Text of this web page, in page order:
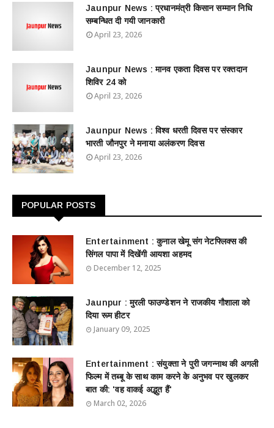
Jaunpur News : ​प्रधानमंत्री किसान सम्मान निधि
सम्बन्धित दी गयी जानकारी
April 23, 2026
Jaunpur News : ​मानव एकता दिवस पर रक्तदान
शिविर 24 को
April 23, 2026
Jaunpur News : विश्व धरती दिवस पर संस्कार
भारती जौनपुर ने मनाया अलंकरण दिवस
April 23, 2026
POPULAR POSTS
Entertainment : ​​​​कुनाल खेमू संग नेटफ्लिक्स की
सिंगल पापा में दिखेंगी आयशा अहमद
December 12, 2025
Jaunpur : ​मुरली फाउण्डेशन ने राजकीय गौशाला को
दिया रूम हीटर
January 09, 2025
Entertainment : ​संयुक्ता ने पुरी जगन्नाथ की अगली
फिल्म में तब्बू के साथ काम करने के अनुभव पर खुलकर
बात की: 'वह वाकई अद्भुत हैं'
March 02, 2026